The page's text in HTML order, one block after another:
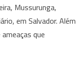
Mussurunga,
em Salvador. Além
que